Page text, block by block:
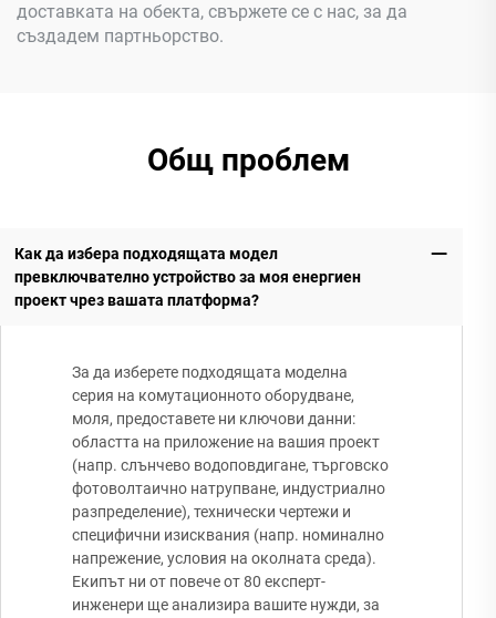
доставката на обекта, свържете се с нас, за да
създадем партньорство.
Общ проблем
Как да избера подходящата модел
превключвателно устройство за моя енергиен
проект чрез вашата платформа?
За да изберете подходящата моделна
серия на комутационното оборудване,
моля, предоставете ни ключови данни:
областта на приложение на вашия проект
(напр. слънчево водоповдигане, търговско
фотоволтаично натрупване, индустриално
разпределение), технически чертежи и
специфични изисквания (напр. номинално
напрежение, условия на околната среда).
Екипът ни от повече от 80 експерт-
инженери ще анализира вашите нужди, за